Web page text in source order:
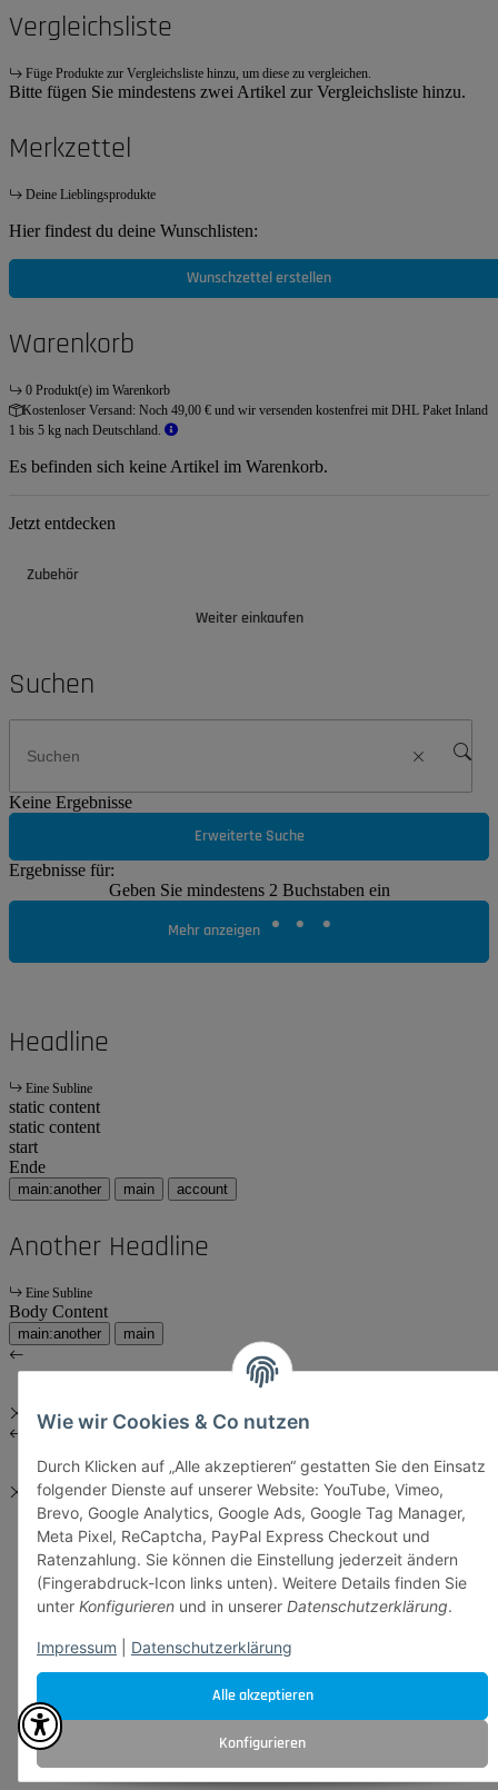
Alle akzeptieren
Konfigurieren
Wie wir Cookies & Co nutzen
Durch Klicken auf „Alle akzeptieren“ gestatten Sie den Einsatz
folgender Dienste auf unserer Website: YouTube, Vimeo,
Brevo, Google Analytics, Google Ads, Google Tag Manager,
Meta Pixel, ReCaptcha, PayPal Express Checkout und
Ratenzahlung. Sie können die Einstellung jederzeit ändern
(Fingerabdruck-Icon links unten). Weitere Details finden Sie
unter Konfigurieren und in unserer Datenschutzerklärung.
Impressum Datenschutzerklärung
Vergleichsliste
Füge Produkte zur Vergleichsliste hinzu, um diese zu vergleichen.
Bitte fügen Sie mindestens zwei Artikel zur Vergleichsliste hinzu.
Merkzettel
Deine Lieblingsprodukte
Hier findest du deine Wunschlisten:
Wunschzettel erstellen
Warenkorb
0 Produkt(e) im Warenkorb
Kostenloser Versand: Noch 49,00 € und wir versenden kostenfrei mit DHL Paket Inland
1 bis 5 kg nach Deutschland.
Es befinden sich keine Artikel im Warenkorb.
Jetzt entdecken
Zubehör
Weiter einkaufen
Suchen
Keine Ergebnisse
Erweiterte Suche
Ergebnisse für:
Geben Sie mindestens 2 Buchstaben ein
Mehr anzeigen
Headline
Eine Subline
static content
static content
start
Ende
main:another main account
Another Headline
Eine Subline
Body Content
main:another main